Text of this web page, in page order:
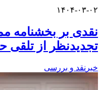
۰۲
بر بخشنامه
از تلقی حکم
و بررسی